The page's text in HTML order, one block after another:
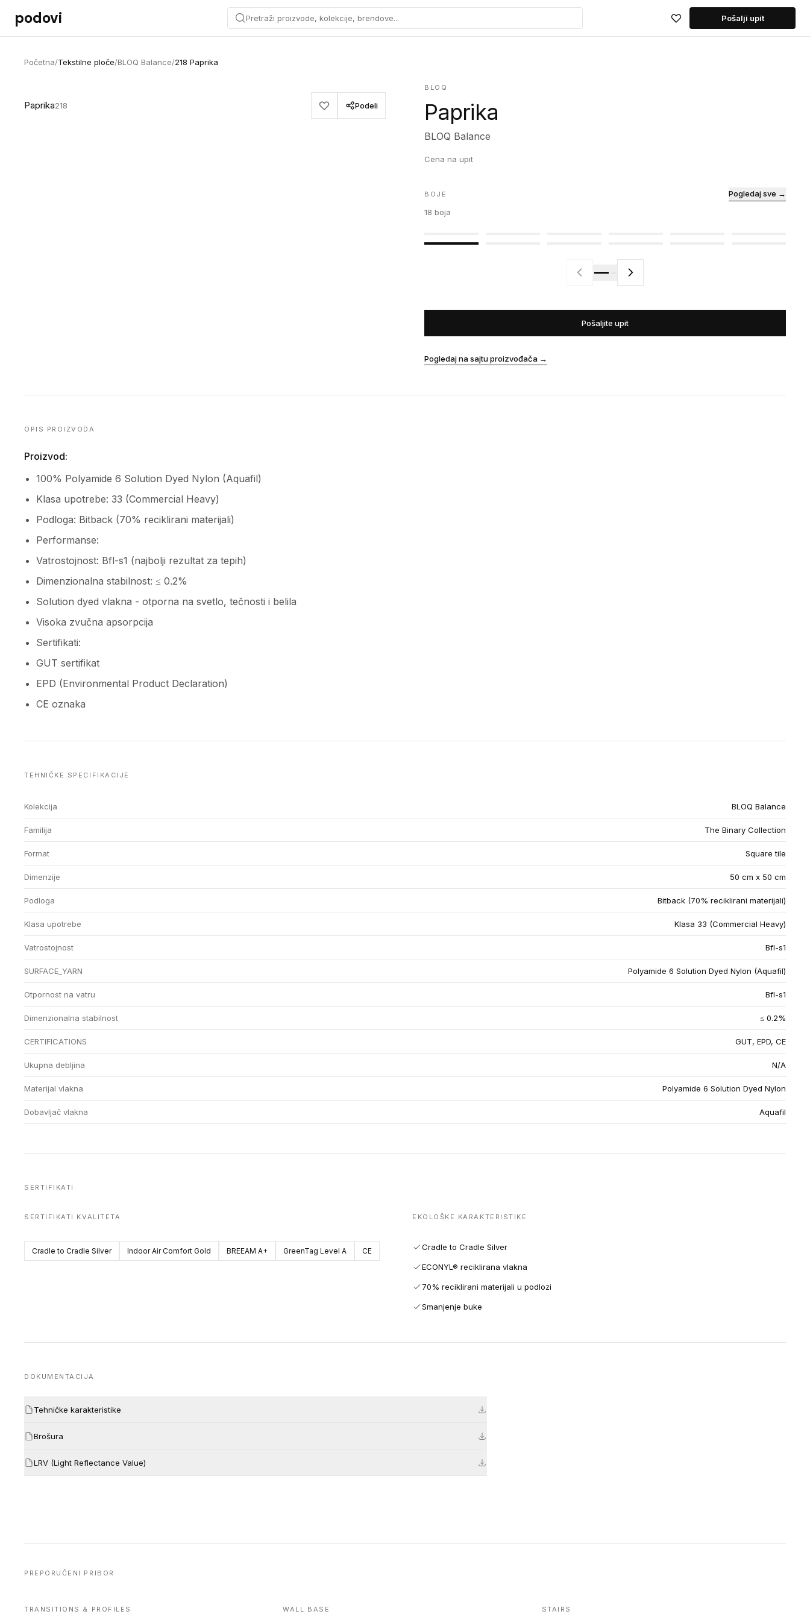
Preskoči na sadržaj
podovi Pretraži proizvode, kolekcije, brendove... Pošalji upit
Početna/Tekstilne ploče/BLOQ Balance/218 Paprika
Paprika218 Podeli
BLOQ
Paprika
BLOQ Balance
Cena na upit
BOJE
18 boja
Pogledaj sve →
Pošaljite upit
Pogledaj na sajtu proizvođača →
OPIS PROIZVODA
Proizvod:
100% Polyamide 6 Solution Dyed Nylon (Aquafil)
Klasa upotrebe: 33 (Commercial Heavy)
Podloga: Bitback (70% reciklirani materijali)
Performanse:
Vatrostojnost: Bfl-s1 (najbolji rezultat za tepih)
Dimenzionalna stabilnost: ≤ 0.2%
Solution dyed vlakna - otporna na svetlo, tečnosti i belila
Visoka zvučna apsorpcija
Sertifikati:
GUT sertifikat
EPD (Environmental Product Declaration)
CE oznaka
TEHNIČKE SPECIFIKACIJE
Kolekcija BLOQ Balance
Familija The Binary Collection
Format Square tile
Dimenzije 50 cm x 50 cm
Podloga Bitback (70% reciklirani materijali)
Klasa upotrebe Klasa 33 (Commercial Heavy)
Vatrostojnost Bfl-s1
SURFACE_YARN Polyamide 6 Solution Dyed Nylon (Aquafil)
Otpornost na vatru Bfl-s1
Dimenzionalna stabilnost ≤ 0.2%
CERTIFICATIONS GUT, EPD, CE
Ukupna debljina N/A
Materijal vlakna Polyamide 6 Solution Dyed Nylon
Dobavljač vlakna Aquafil
SERTIFIKATI
SERTIFIKATI KVALITETA
Cradle to Cradle Silver Indoor Air Comfort Gold BREEAM A+ GreenTag Level A CE
EKOLOŠKE KARAKTERISTIKE
Cradle to Cradle Silver
ECONYL® reciklirana vlakna
70% reciklirani materijali u podlozi
Smanjenje buke
DOKUMENTACIJA
Tehničke karakteristike
Brošura
LRV (Light Reflectance Value)
PREPORUČENI PRIBOR
TRANSITIONS & PROFILES WALL BASE STAIRS